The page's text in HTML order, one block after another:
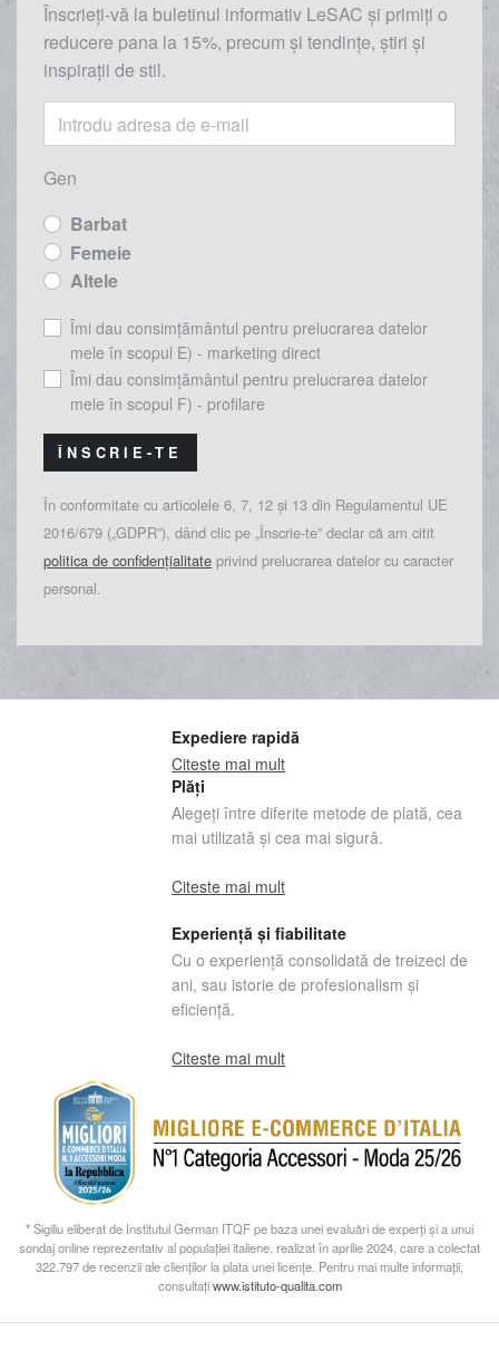
Înscrieți-vă la buletinul informativ LeSAC și primiți o
reducere pana la 15%, precum și tendințe, știri și
inspirații de stil.
Gen
Barbat
Femeie
Altele
Îmi dau consimțământul pentru prelucrarea datelor
mele în scopul E) - marketing direct
Îmi dau consimțământul pentru prelucrarea datelor
mele în scopul F) - profilare
ÎNSCRIE-TE
În conformitate cu articolele 6, 7, 12 și 13 din Regulamentul UE
2016/679 („GDPR”), dând clic pe „Înscrie-te” declar că am citit
politica de confidențialitate privind prelucrarea datelor cu caracter
personal.
Expediere rapidă
Citeste mai mult
Plăți
Alegeți între diferite metode de plată, cea
mai utilizată și cea mai sigură.
Citeste mai mult
Experiență și fiabilitate
Cu o experiență consolidată de treizeci de
ani, sau istorie de profesionalism și
eficiență.
Citeste mai mult
* Sigiliu eliberat de Institutul German ITQF pe baza unei evaluări de experți și a unui
sondaj online reprezentativ al populației italiene, realizat în aprilie 2024, care a colectat
322.797 de recenzii ale clienților la plata unei licențe. Pentru mai multe informații,
consultațiwww.istituto-qualita.com